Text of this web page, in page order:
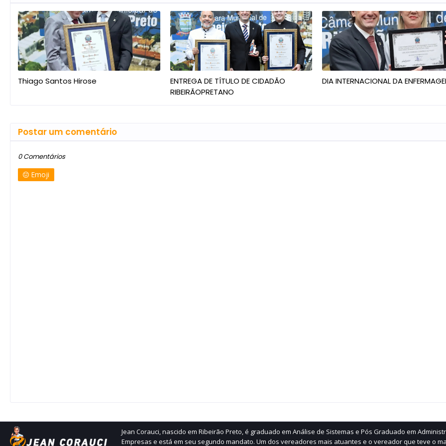
Thiago Santos Hirose
ENTREGA DE TÍTULO DE CIDADÃO
RIBEIRÃOPRETANO
DIA INTERNACIONAL DA
Postar um comentário
0 Comentários
Emoji
Jean Corauci, nascido em Ribeirão Preto, é graduado em Análise de Sistemas e Pós Graduado em
Empresas e está em seu segundo mandato. Um dos vereadores mais atuantes e o vereador que teve o